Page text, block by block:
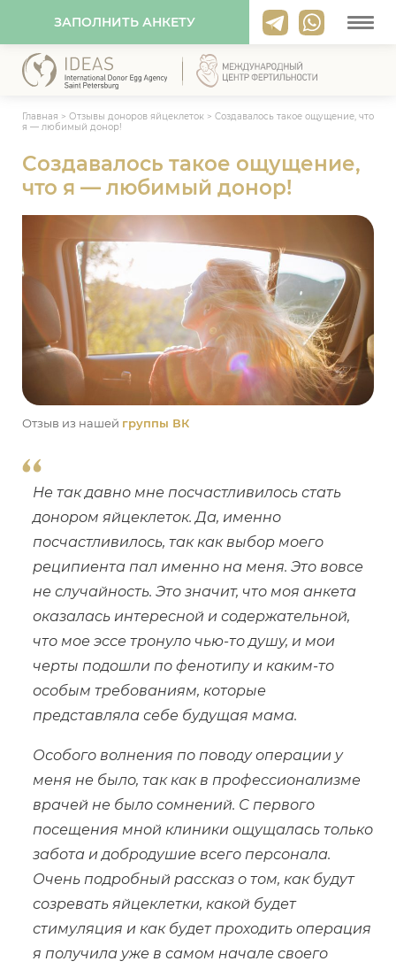
ЗАПОЛНИТЬ АНКЕТУ
Главная > Отзывы доноров яйцеклеток > Cоздавалось такое ощущение, что
я — любимый донор!
Cоздавалось такое ощущение,
что я — любимый донор!
Отзыв из нашей группы ВК
Не так давно мне посчастливилось стать
донором яйцеклеток. Да, именно
посчастливилось, так как выбор моего
реципиента пал именно на меня. Это вовсе
не случайность. Это значит, что моя анкета
оказалась интересной и содержательной,
что мое эссе тронуло чью-то душу, и мои
черты подошли по фенотипу и каким-то
особым требованиям, которые
представляла себе будущая мама.
Особого волнения по поводу операции у
меня не было, так как в профессионализме
врачей не было сомнений. С первого
посещения мной клиники ощущалась только
забота и добродушие всего персонала.
Очень подробный рассказ о том, как будут
созревать яйцеклетки, какой будет
стимуляция и как будет проходить операция
я получила уже в самом начале своего